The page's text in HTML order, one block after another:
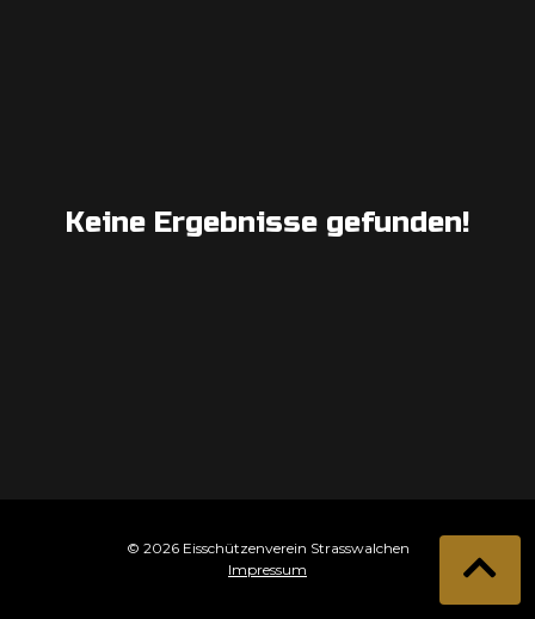
Keine Ergebnisse gefunden!
© 2026 Eisschützenverein Strasswalchen
Impressum